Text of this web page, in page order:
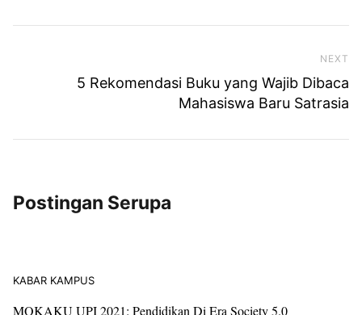
NEXT
5 Rekomendasi Buku yang Wajib Dibaca
Mahasiswa Baru Satrasia
Postingan Serupa